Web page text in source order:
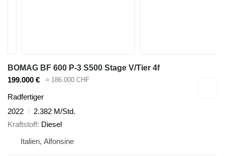
BOMAG BF 600 P-3 S500 Stage V/Tier 4f
199.000 €
≈ 186.000 CHF
Radfertiger
2022
2.382 M/Std.
Kraftstoff Diesel
Italien, Alfonsine